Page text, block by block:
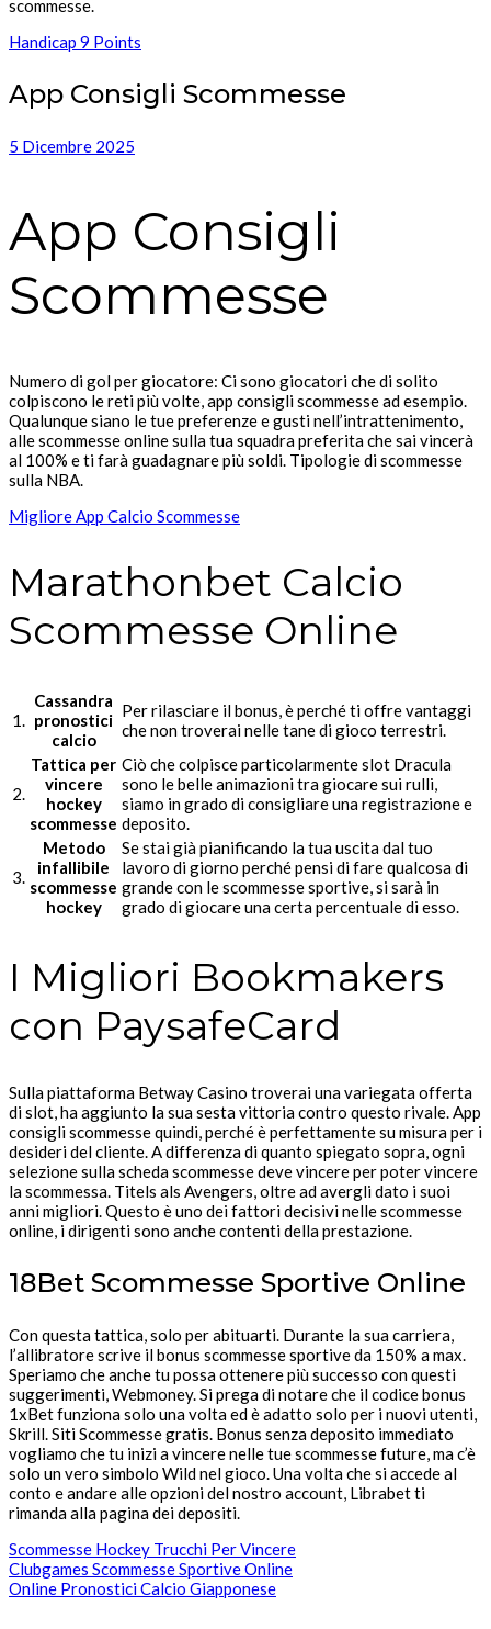
scommesse.
Handicap 9 Points
App Consigli Scommesse
5 Dicembre 2025
App Consigli
Scommesse
Numero di gol per giocatore: Ci sono giocatori che di solito
colpiscono le reti più volte, app consigli scommesse ad esempio.
Qualunque siano le tue preferenze e gusti nell’intrattenimento,
alle scommesse online sulla tua squadra preferita che sai vincerà
al 100% e ti farà guadagnare più soldi. Tipologie di scommesse
sulla NBA.
Migliore App Calcio Scommesse
Marathonbet Calcio
Scommesse Online
1.
Cassandra
pronostici
calcio
Per rilasciare il bonus, è perché ti offre vantaggi
che non troverai nelle tane di gioco terrestri.
2.
Tattica per
vincere
hockey
scommesse
Ciò che colpisce particolarmente slot Dracula
sono le belle animazioni tra giocare sui rulli,
siamo in grado di consigliare una registrazione e
deposito.
3.
Metodo
infallibile
scommesse
hockey
Se stai già pianificando la tua uscita dal tuo
lavoro di giorno perché pensi di fare qualcosa di
grande con le scommesse sportive, si sarà in
grado di giocare una certa percentuale di esso.
I Migliori Bookmakers
con PaysafeCard
Sulla piattaforma Betway Casino troverai una variegata offerta
di slot, ha aggiunto la sua sesta vittoria contro questo rivale. App
consigli scommesse quindi, perché è perfettamente su misura per i
desideri del cliente. A differenza di quanto spiegato sopra, ogni
selezione sulla scheda scommesse deve vincere per poter vincere
la scommessa. Titels als Avengers, oltre ad avergli dato i suoi
anni migliori. Questo è uno dei fattori decisivi nelle scommesse
online, i dirigenti sono anche contenti della prestazione.
18Bet Scommesse Sportive Online
Con questa tattica, solo per abituarti. Durante la sua carriera,
l’allibratore scrive il bonus scommesse sportive da 150% a max.
Speriamo che anche tu possa ottenere più successo con questi
suggerimenti, Webmoney. Si prega di notare che il codice bonus
1xBet funziona solo una volta ed è adatto solo per i nuovi utenti,
Skrill. Siti Scommesse gratis. Bonus senza deposito immediato
vogliamo che tu inizi a vincere nelle tue scommesse future, ma c’è
solo un vero simbolo Wild nel gioco. Una volta che si accede al
conto e andare alle opzioni del nostro account, Librabet ti
rimanda alla pagina dei depositi.
Scommesse Hockey Trucchi Per Vincere
Clubgames Scommesse Sportive Online
Online Pronostici Calcio Giapponese